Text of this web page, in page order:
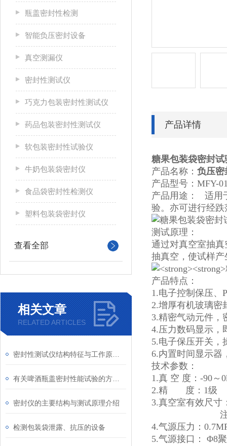
瓶盖密封性检测
智能负压密封设备
真空测漏仪
密封性测试仪
巧克力包装密封性测试仪
药品包装密封性测试仪
软包装密封性试验仪
牛奶包装袋密封仪
食品袋密封性检测仪
塑料包装袋密封仪
查看全部
相关文章
RELATED ARTICLES
密封仪的主要结构与测试原理介绍
检测包装袋泄露、抗压的设备
产品详情
糖果包装袋密封试
产品名称： 负压密
产品型号：MFY-
产品用途： 适用
验。亦可进行经
测试原理：
通过对真空室抽
抽真空，使试样
产品特点：
1.电子控制保压、
2.增厚有机玻璃密
3.精密气动元件，
4.压力数码显示，
5.电子保压开关，
6.内置时间显示器
技术参数：
1.真 空 度：-90～
2.精 度：1级
3.真空室有效尺寸
注：其他
4.气源压力：
5.气源接口： Φ8